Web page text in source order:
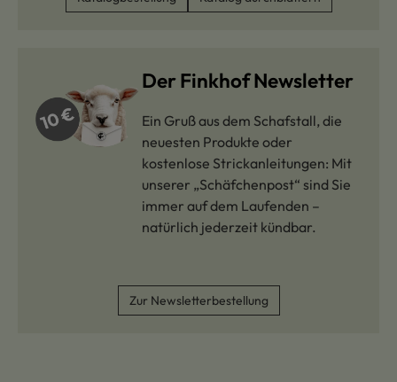
Der Finkhof Newsletter
Ein Gruß aus dem Schafstall, die
neuesten Produkte oder
kostenlose Strickanleitungen: Mit
unserer „Schäfchenpost“ sind Sie
immer auf dem Laufenden –
natürlich jederzeit kündbar.
Zur Newsletterbestellung